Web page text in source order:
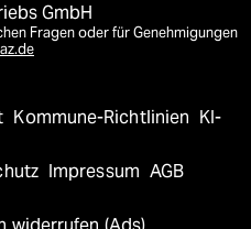
GmbH
Fragen oder für Genehmigungen
Kommune-Richtlinien KI-
Impressum AGB
widerrufen (Ads)